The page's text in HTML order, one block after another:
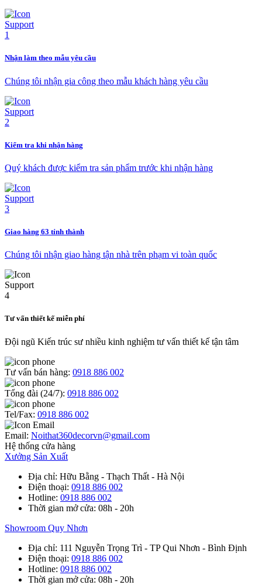
Nhận làm theo mẫu yêu cầu
Chúng tôi nhận gia công theo mẫu khách hàng yêu cầu
Kiểm tra khi nhận hàng
Quý khách được kiểm tra sản phẩm trước khi nhận hàng
Giao hàng 63 tỉnh thành
Chúng tôi nhận giao hàng tận nhà trên phạm vi toàn quốc
Tư vấn thiết kế miễn phí
Đội ngũ Kiến trúc sư nhiều kinh nghiệm tư vấn thiết kế tận tâm
Tư vấn bán hàng: 0918 886 002
Tổng đài (24/7): 0918 886 002
Tel/Fax: 0918 886 002
Email: Noithat360decorvn@gmail.com
Hệ thống cửa hàng
Xưởng Sản Xuất
Địa chỉ: Hữu Bằng - Thạch Thất - Hà Nội
Điện thoại: 0918 886 002
Hotline: 0918 886 002
Thời gian mở cửa: 08h - 20h
Showroom Quy Nhơn
Địa chỉ: 111 Nguyễn Trọng Trì - TP Qui Nhơn - Bình Định
Điện thoại: 0918 886 002
Hotline: 0918 886 002
Thời gian mở cửa: 08h - 20h